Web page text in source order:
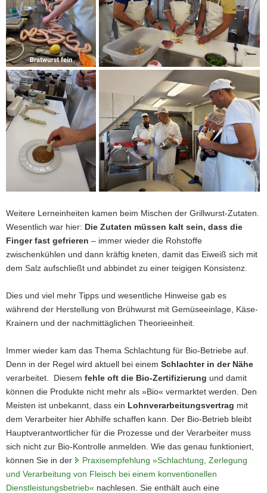
(© A. Hoppe)
Weitere Lerneinheiten kamen beim Mischen der Grillwurst-Zutaten.
Wesentlich war hier: Die Zutaten müssen kalt sein, dass die
Finger fast gefrieren – immer wieder die Rohstoffe
zwischenkühlen und dann kräftig kneten, damit das Eiweiß sich mit
dem Salz aufschließt und abbindet zu einer teigigen Konsistenz.
Dies und viel mehr Tipps und wesentliche Hinweise gab es
während der Herstellung von Brühwurst mit Gemüseeinlage, Käse-
Krainern und der nachmittäglichen Theorieeinheit.
Immer wieder kam das Thema Schlachtung für Bio-Betriebe auf.
Denn in der Regel wird aktuell bei einem Schlachter in der Nähe
verarbeitet. Diesem fehle oft die Bio-Zertifizierung und damit
können die Produkte nicht mehr als »Bio« vermarktet werden. Den
Meisten ist unbekannt, dass ein Lohnverarbeitungsvertrag mit
dem Verarbeiter hier Abhilfe schaffen kann. Der Bio-Betrieb bleibt
Hauptverantwortlicher für die Prozesse und der Verarbeiter muss
sich nicht zur Bio-Kontrolle anmelden. Wie das genau funktioniert,
können Sie in der
Praxisempfehlung »Schlachtung, Zerlegung
und Verarbeitung von Fleisch bei einem konventionellen
Dienstleistungsbetrieb« nachlesen. Sie enthält auch eine